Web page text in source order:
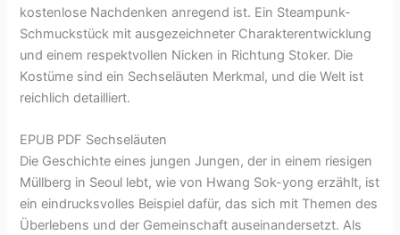
kostenlose Nachdenken anregend ist. Ein Steampunk-
Schmuckstück mit ausgezeichneter Charakterentwicklung
und einem respektvollen Nicken in Richtung Stoker. Die
Kostüme sind ein Sechseläuten Merkmal, und die Welt ist
reichlich detailliert.
EPUB PDF Sechseläuten
Die Geschichte eines jungen Jungen, der in einem riesigen
Müllberg in Seoul lebt, wie von Hwang Sok-yong erzählt, ist
ein eindrucksvolles Beispiel dafür, das sich mit Themen des
Überlebens und der Gemeinschaft auseinandersetzt. Als